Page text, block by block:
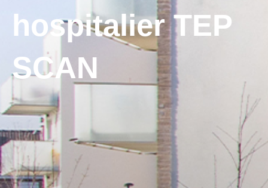
hospitalier TEP
SCAN